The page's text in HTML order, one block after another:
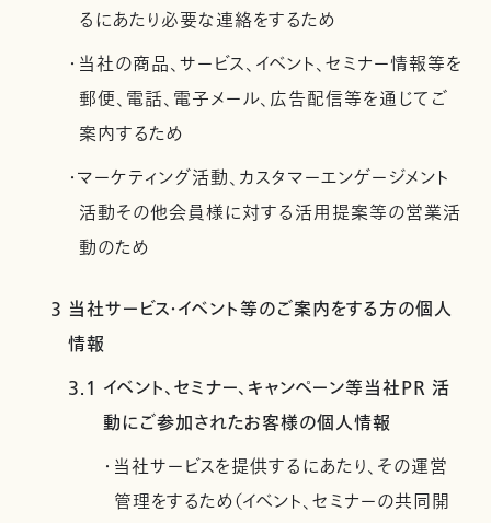
るにあたり必要な連絡をするため
・当社の商品、サービス、イベント、セミナー情報等を
郵便、電話、電子メール、広告配信等を通じてご
案内するため
・マーケティング活動、カスタマーエンゲージメント
活動その他会員様に対する活用提案等の営業活
動のため
3 当社サービス・イベント等のご案内をする方の個人
情報
3.1 イベント、セミナー、キャンペーン等当社PR 活
動にご参加されたお客様の個人情報
・当社サービスを提供するにあたり、その運営
管理をするため（イベント、セミナーの共同開